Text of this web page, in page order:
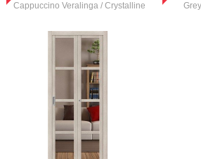
Cappuccino Veralinga / Crystalline